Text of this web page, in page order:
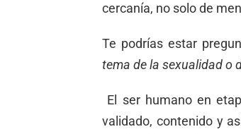
cercanía, no solo de
Te podrías estar
tema de la sexualidad o
El ser humano en
validado, contenido y